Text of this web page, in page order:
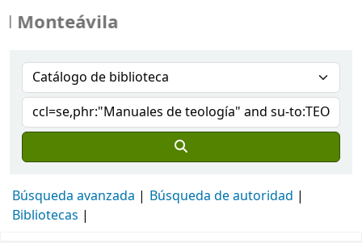
Búsqueda avanzada
Búsqueda de autoridad
Bibliotecas